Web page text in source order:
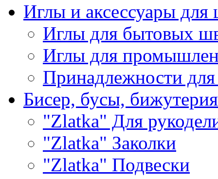
Иглы и аксессуары
Иглы для бытовых
Иглы для
Принадлежности
Бисер, бусы, бижутерия
"Zlatka" Для
"Zlatka" Заколки
"Zlatka" Подвески